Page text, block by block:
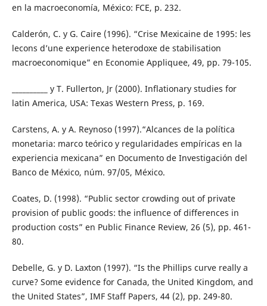
en la macroeconomía, México: FCE, p. 232.
Calderón, C. y G. Caire (1996). “Crise Mexicaine de 1995: les
lecons d’une experience heterodoxe de stabilisation
macroeconomique” en Economie Appliquee, 49, pp. 79-105.
__________ y T. Fullerton, Jr (2000). Inflationary studies for
latin America, USA: Texas Western Press, p. 169.
Carstens, A. y A. Reynoso (1997).“Alcances de la política
monetaria: marco teórico y regularidades empíricas en la
experiencia mexicana” en Documento de Investigación del
Banco de México, núm. 97/05, México.
Coates, D. (1998). “Public sector crowding out of private
provision of public goods: the influence of differences in
production costs” en Public Finance Review, 26 (5), pp. 461-
80.
Debelle, G. y D. Laxton (1997). “Is the Phillips curve really a
curve? Some evidence for Canada, the United Kingdom, and
the United States”, IMF Staff Papers, 44 (2), pp. 249-80.